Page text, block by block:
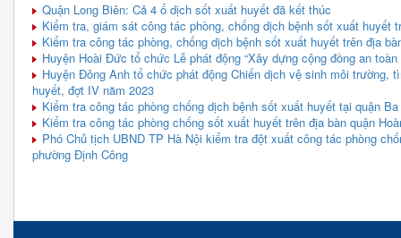
Quận Long Biên: Cả 4 ổ dịch sốt xuất huyết đã kết thúc
Kiểm tra, giám sát công tác phòng, chống dịch bệnh sốt xuất huyết
Kiểm tra công tác phòng, chống dịch bệnh sốt xuất huyết trên địa
Huyện Hoài Đức tổ chức Lễ phát động “Xây dựng cộng đồng an
Huyện Đông Anh tổ chức phát động Chiến dịch vệ sinh môi trường,
huyết, đợt IV năm 2023
Kiểm tra công tác phòng chống dịch bệnh sốt xuất huyết tại quận
Kiểm tra công tác phòng chống sốt xuất huyết trên địa bàn quận
Phó Chủ tịch UBND TP Hà Nội kiểm tra đột xuất công tác phòng
phường Định Công